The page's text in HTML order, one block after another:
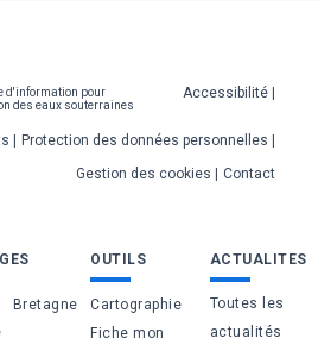
d'information pour
des eaux souterraines
Accessibilité
Protection des données personnelles
Gestion des cookies
Contact
Bretagne
OUTILS
Cartographie
Fiche mon
ACTUALITES
Toutes les
actualités